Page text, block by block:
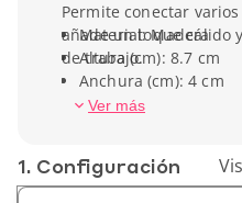
Permite conectar
añade un toque cálido
de trabajo.
Material: Madera
Altura (cm): 8.7 cm
Anchura (cm): 4 cm
Peso unitario: 33 gr
Ver más
1. Conf­iguración